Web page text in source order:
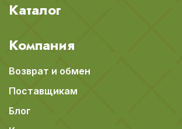
Каталог
Компания
Возврат и обмен
Поставщикам
Блог